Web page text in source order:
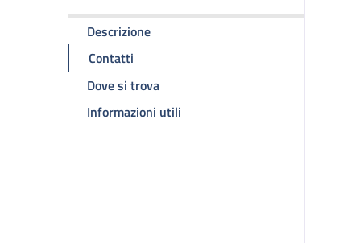
Descrizionedella pagina Saletta PMA
Contatti
Dove si trovadella pagina Saletta PMA
Informazioni utili